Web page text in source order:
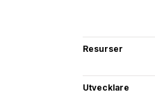
Resurser
Utvecklare